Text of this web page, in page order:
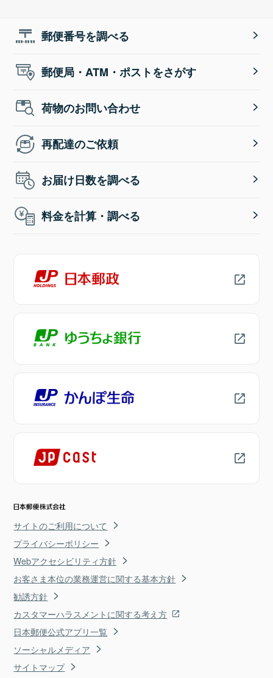
郵便番号を調べる
郵便局・ATM・ポストをさがす
荷物のお問い合わせ
再配達のご依頼
お届け日数を調べる
料金を計算・調べる
サイトのご利用について
プライバシーポリシー
Webアクセシビリティ方針
お客さま本位の業務運営に関する基本方針
勧誘方針
カスタマーハラスメントに関する考え方
日本郵便公式アプリ一覧
ソーシャルメディア
サイトマップ